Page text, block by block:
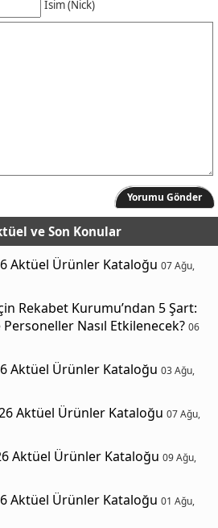
İsim (Nick)
Yorumu Gönder
ve Son Konular
Aktüel Ürünler Kataloğu 07 Ağu,
Rekabet Kurumu’ndan 5 Şart:
Nasıl Etkilenecek? 06
Aktüel Ürünler Kataloğu 03 Ağu,
Aktüel Ürünler Kataloğu 07 Ağu,
Aktüel Ürünler Kataloğu 09 Ağu,
Aktüel Ürünler Kataloğu 01 Ağu,